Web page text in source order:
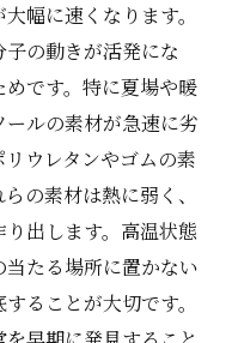
幅に速くなります。
の動きが活発にな
です。特に夏場や暖
ルの素材が急速に劣
ウレタンやゴムの素
の素材は熱に弱く、
出します。高温状態
たる場所に置かない
ることが大切です。